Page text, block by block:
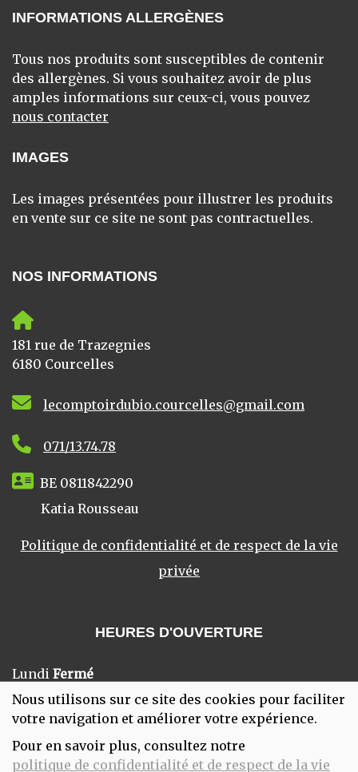
Nous utilisons sur ce site des cookies pour faciliter
votre navigation et améliorer votre expérience.
Pour en savoir plus, consultez notre
politique de confidentialité et de respect de la vie
INFORMATIONS ALLERGÈNES
Tous nos produits sont susceptibles de contenir
des allergènes. Si vous souhaitez avoir de plus
amples informations sur ceux-ci, vous pouvez
nous contacter
IMAGES
Les images présentées pour illustrer les produits
en vente sur ce site ne sont pas contractuelles.
NOS INFORMATIONS
181 rue de Trazegnies
6180 Courcelles
lecomptoirdubio.courcelles@gmail.com
071/13.74.78
BE 0811842290
Katia Rousseau
Politique de confidentialité et de respect de la vie
privée
HEURES D'OUVERTURE
Lundi Fermé
Mardi
10:00-18:00
Mercredi 10:00-18:00
10:00-18:00
Vendredi10:00-18:00